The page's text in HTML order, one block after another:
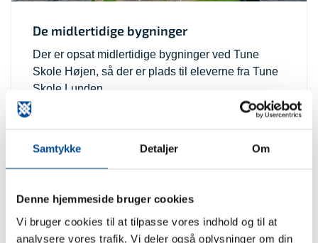
Samtykke Detaljer Om
Denne hjemmeside bruger cookies
Vi bruger cookies til at tilpasse vores indhold og til at
analysere vores trafik. Vi deler også oplysninger om din
De midlertidige bygninger
Der er opsat midlertidige bygninger ved Tune
Skole Højen, så der er plads til eleverne fra Tune
Skole Lunden.